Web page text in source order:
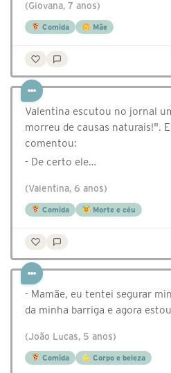
(Giovana, 7 anos)
Comida Mãe
Valentina escutou no jornal
morreu de causas naturais!".
comentou:
- De certo ele…
(Valentina, 6 anos)
Comida Morte e céu
- Mamãe, eu tentei segurar
da minha barriga e agora
(João Lucas, 5 anos)
Comida Corpo e beleza